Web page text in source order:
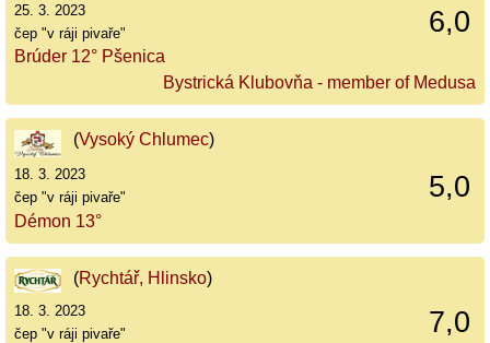
6,0
25. 3. 2023
čep "v ráji pivaře"
Brúder 12° Pšenica
Bystrická Klubovňa - member of Medusa
(Vysoký Chlumec)
5,0
18. 3. 2023
čep "v ráji pivaře"
Démon 13°
(Rychtář, Hlinsko)
7,0
18. 3. 2023
čep "v ráji pivaře"